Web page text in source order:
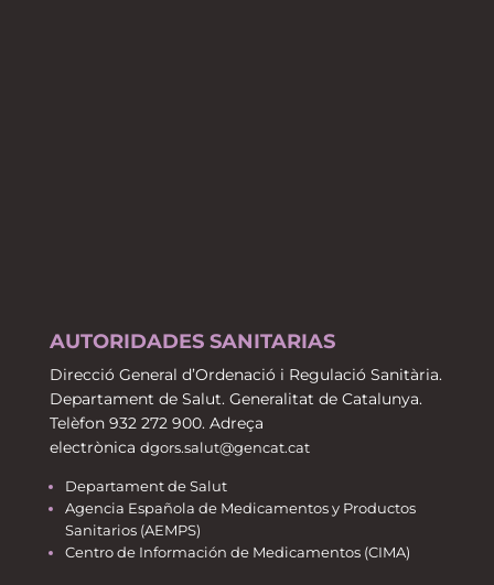
AUTORIDADES SANITARIAS
Direcció General d’Ordenació i Regulació Sanitària.
Departament de Salut. Generalitat de Catalunya.
Telèfon 932 272 900. Adreça
electrònica dgors.salut@gencat.cat
Departament de Salut
Agencia Española de Medicamentos y Productos
Sanitarios (AEMPS)
Centro de Información de Medicamentos (CIMA)